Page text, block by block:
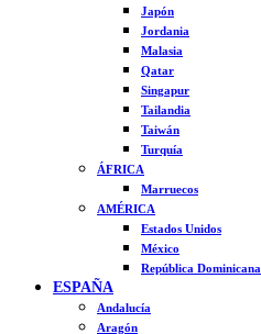
Japón
Jordania
Malasia
Qatar
Singapur
Tailandia
Taiwán
Turquía
ÁFRICA
Marruecos
AMÉRICA
Estados Unidos
México
República Dominicana
ESPAÑA
Andalucía
Aragón